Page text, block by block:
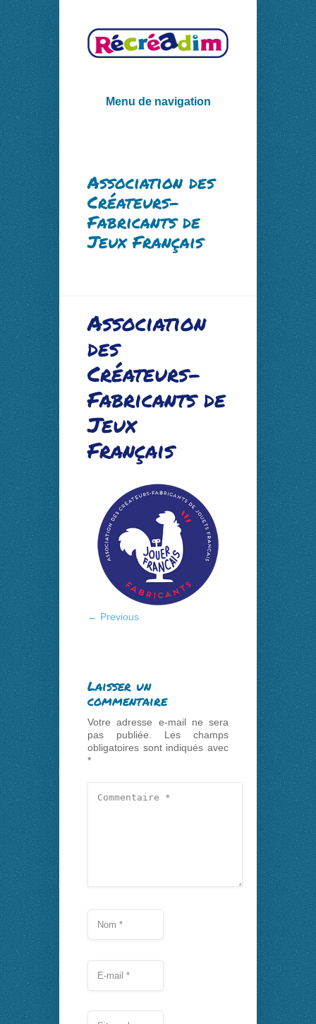
Menu de navigation
Association des
Créateurs-
Fabricants de
Jeux Français
Association
des
Créateurs-
Fabricants de
Jeux
Français
← Previous
Laisser un
commentaire
Votre adresse e-mail ne sera
pas publiée.
Les champs
obligatoires sont indiqués avec
*